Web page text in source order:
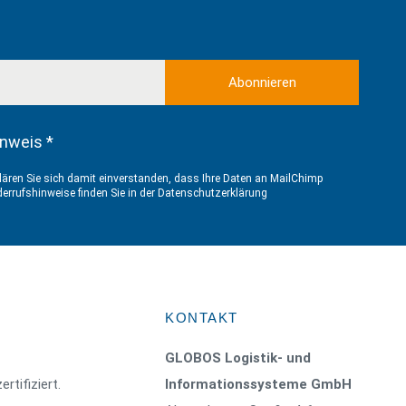
*
Sie sich damit einverstanden, dass Ihre Daten an MailChimp
finden Sie in der Datenschutzerklärung
KONTAKT
GLOBOS Logistik- und
Informationssysteme GmbH